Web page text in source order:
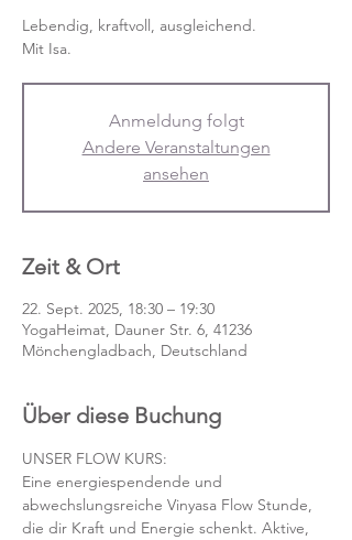
Lebendig, kraftvoll, ausgleichend.
Mit Isa.
Anmeldung folgt
Andere Veranstaltungen
ansehen
Zeit & Ort
22. Sept. 2025, 18:30 – 19:30
YogaHeimat, Dauner Str. 6, 41236
Mönchengladbach, Deutschland
Über diese Buchung
UNSER FLOW KURS:
Eine energiespendende und
abwechslungsreiche Vinyasa Flow Stunde,
die dir Kraft und Energie schenkt. Aktive,